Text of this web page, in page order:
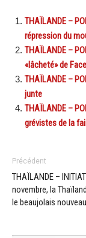
THAÏLANDE –
répression du
THAÏLANDE –
«lâcheté» de
THAÏLANDE –
junte
THAÏLANDE –
grévistes de la
Précédent
THAÏLANDE –
novembre, la
le beaujolais nouveau